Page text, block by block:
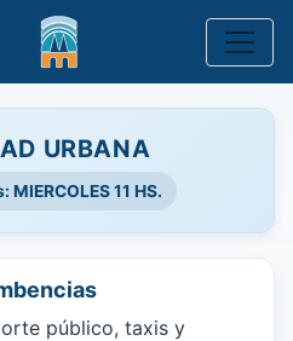
URBANA
11 HS.
público, taxis y